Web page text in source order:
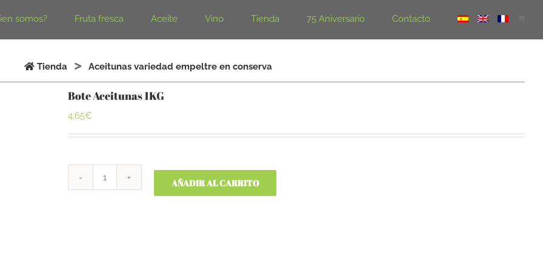
somos? Fruta fresca Aceite Vino Tienda 75 Aniversario Contacto
Tienda Aceitunas variedad empeltre en conserva
Bote Aceitunas 1KG
4,65€
Bote
Aceitunas
AÑADIR AL CARRITO